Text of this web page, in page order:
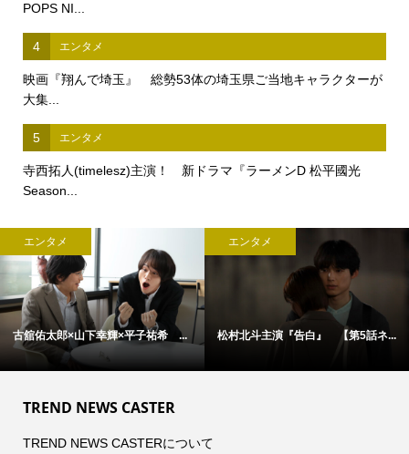
POPS NI...
4 エンタメ
映画『翔んで埼玉』 総勢53体の埼玉県ご当地キャラクターが
大集...
5 エンタメ
寺西拓人(timelesz)主演！ 新ドラマ『ラーメンD 松平國光
Season...
【第5話ネ... アン・ハサウェイ×ユアン・マクレ...
エンタメ
松村北斗主演『告
TREND NEWS CASTER
TREND NEWS CASTERについて